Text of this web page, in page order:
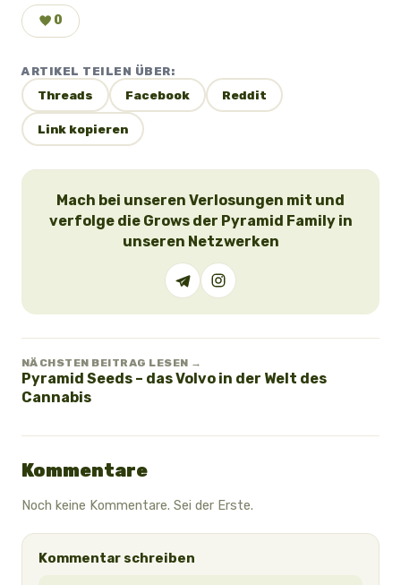
0
ARTIKEL TEILEN ÜBER:
Threads Facebook Reddit
Link kopieren
Mach bei unseren Verlosungen mit und
verfolge die Grows der Pyramid Family in
unseren Netzwerken
NÄCHSTEN BEITRAG LESEN →
Pyramid Seeds – das Volvo in der Welt des
Cannabis
Kommentare
Noch keine Kommentare. Sei der Erste.
Kommentar schreiben